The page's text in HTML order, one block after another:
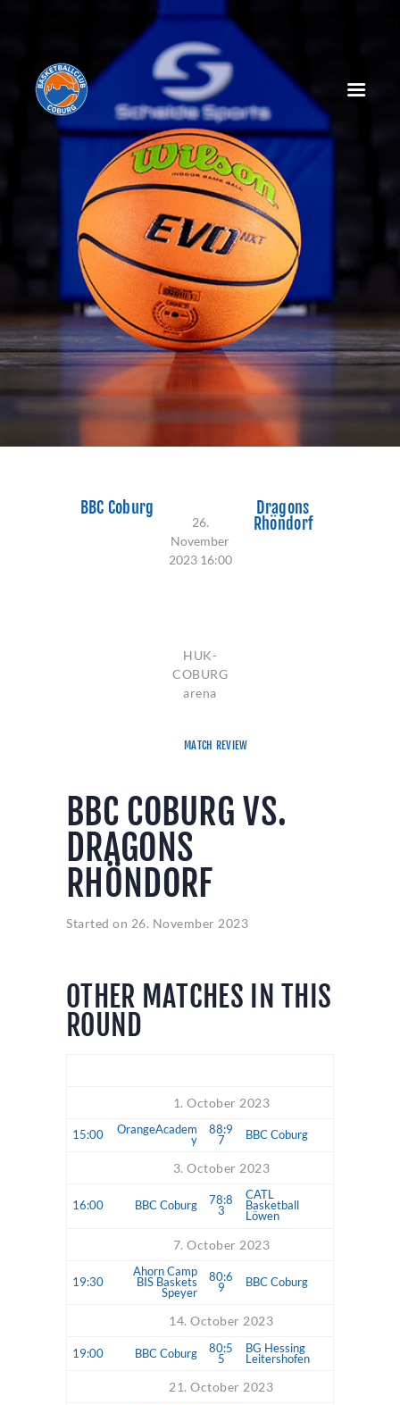
HOME
NEWS
SPIELPLAN
SPIELTAGSEINLEGER
TABELLE
KADER
MANAGEMENT
SPONSOREN
TICKETS
VEREIN
BBC Coburg
26.
November
2023 16:00
HUK-
COBURG
arena
MATCH REVIEW
Dragons
Rhöndorf
BBC COBURG VS.
DRAGONS
RHÖNDORF
Started on 26. November 2023
OTHER MATCHES IN THIS
ROUND
1. October 2023
15:00
OrangeAcadem
y
88:9
7
BBC Coburg
3. October 2023
16:00 BBC Coburg
78:8
3
CATL
Basketball
Löwen
7. October 2023
19:30
Ahorn Camp
BIS Baskets
Speyer
80:6
9
BBC Coburg
14. October 2023
19:00 BBC Coburg
80:5
5
BG Hessing
Leitershofen
21. October 2023